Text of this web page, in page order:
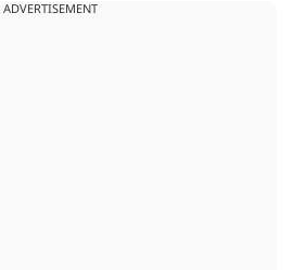
ADVERTISEMENT